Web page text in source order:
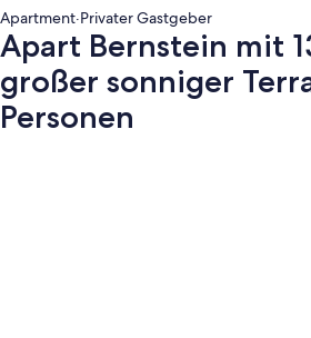
Apartment·Privater Gastgeber
Apart Bernstein mit
großer sonniger
Personen